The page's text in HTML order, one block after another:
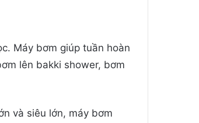
Máy bơm giúp tuần hoàn
lên bakki shower, bơm
và siêu lớn, máy bơm